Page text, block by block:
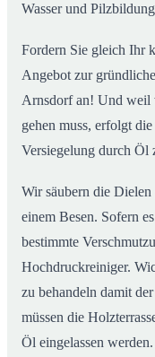
Wasser und
Fordern Sie gleich Ihr
Angebot zur
Arnsdorf an! Und weil
gehen muss, erfolgt
Versiegelung durch Öl
Wir säubern die
einem Besen. Sofern
bestimmte
Hochdruckreiniger.
zu behandeln damit
müssen die
Öl eingelassen